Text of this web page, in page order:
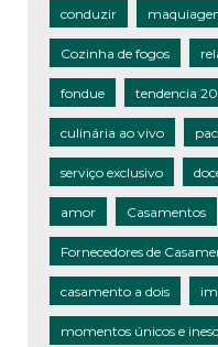
conduzir
Cozinha de fogos
fondue tendencia
culinária ao vivo
serviço exclusivo
amor Casamentos
Fornecedores de
casamento a dois
momentos únicos e